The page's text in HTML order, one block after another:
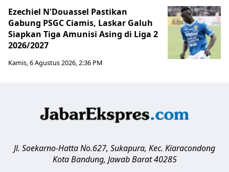
Ezechiel N'Douassel Pastikan
Gabung PSGC Ciamis, Laskar Galuh
Siapkan Tiga Amunisi Asing di Liga 2
2026/2027
Kamis, 6 Agustus 2026, 2:36 PM
Jl. Soekarno-Hatta No.627, Sukapura, Kec. Kiaracondong
Kota Bandung, Jawab Barat 40285